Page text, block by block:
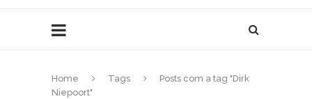
Home Tags
Posts com a tag "Dirk
Niepoort"